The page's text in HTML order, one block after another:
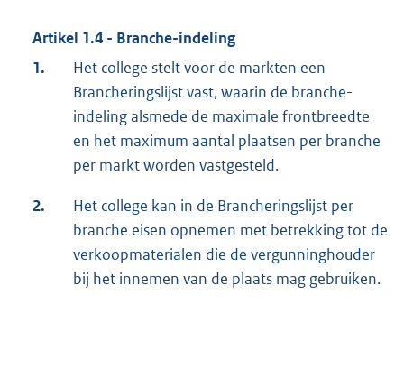
Artikel 1.4 - Branche-indeling
1.
Het college stelt voor de markten een
Brancheringslijst vast, waarin de branche-
indeling alsmede de maximale frontbreedte
en het maximum aantal plaatsen per branche
per markt worden vastgesteld.
2.
Het college kan in de Brancheringslijst per
branche eisen opnemen met betrekking tot de
verkoopmaterialen die de vergunninghouder
bij het innemen van de plaats mag gebruiken.